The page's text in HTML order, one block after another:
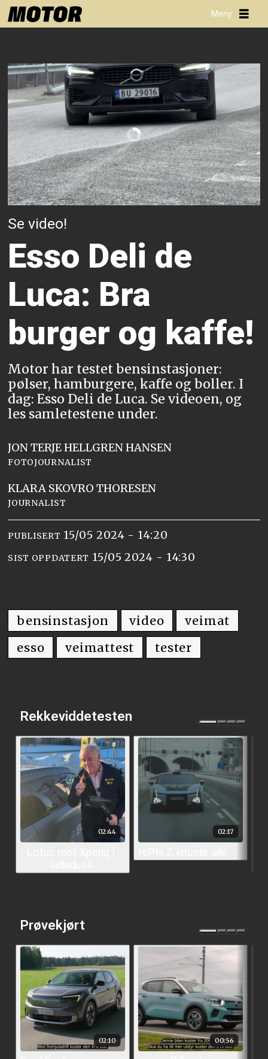
Se video!
Esso Deli de
Luca: Bra
burger og kaffe!
Motor har testet bensinstasjoner:
pølser, hamburgere, kaffe og boller. I
dag: Esso Deli de Luca. Se videoen, og
les samletestene under.
JON TERJE HELLGRENHANSEN
FOTOJOURNALIST
KLARA SKOVRO THORESEN
JOURNALIST
PUBLISERT 15/05 2024 - 14:20
SIST OPPDATERT 15/05 2024 - 14:30
bensinstasjon video
veimat
esso
veimattest tester